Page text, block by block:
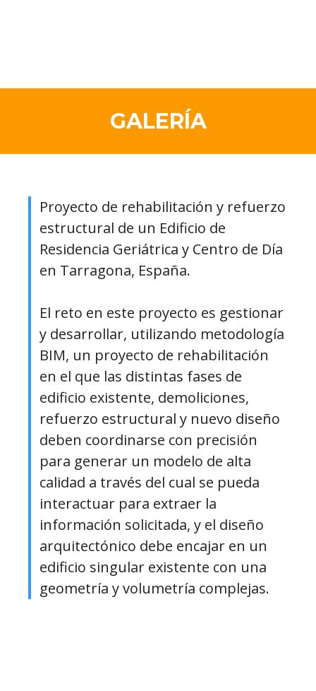
GALERÍA
Proyecto de rehabilitación y refuerzo
estructural de un Edificio de
Residencia Geriátrica y Centro de Día
en Tarragona, España.
El reto en este proyecto es gestionar
y desarrollar, utilizando metodología
BIM, un proyecto de rehabilitación
en el que las distintas fases de
edificio existente, demoliciones,
refuerzo estructural y nuevo diseño
deben coordinarse con precisión
para generar un modelo de alta
calidad a través del cual se pueda
interactuar para extraer la
información solicitada, y el diseño
arquitectónico debe encajar en un
edificio singular existente con una
geometría y volumetría complejas.